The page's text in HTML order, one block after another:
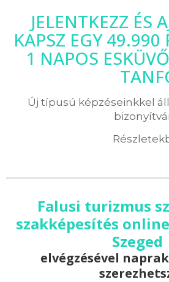
JELENTKEZZ ÉS
KAPSZ EGY 49.990
1 NAPOS
Új típusú képzéseinkkel
Falusi turizmus
szakképesítés
Szeged
elvégzésével